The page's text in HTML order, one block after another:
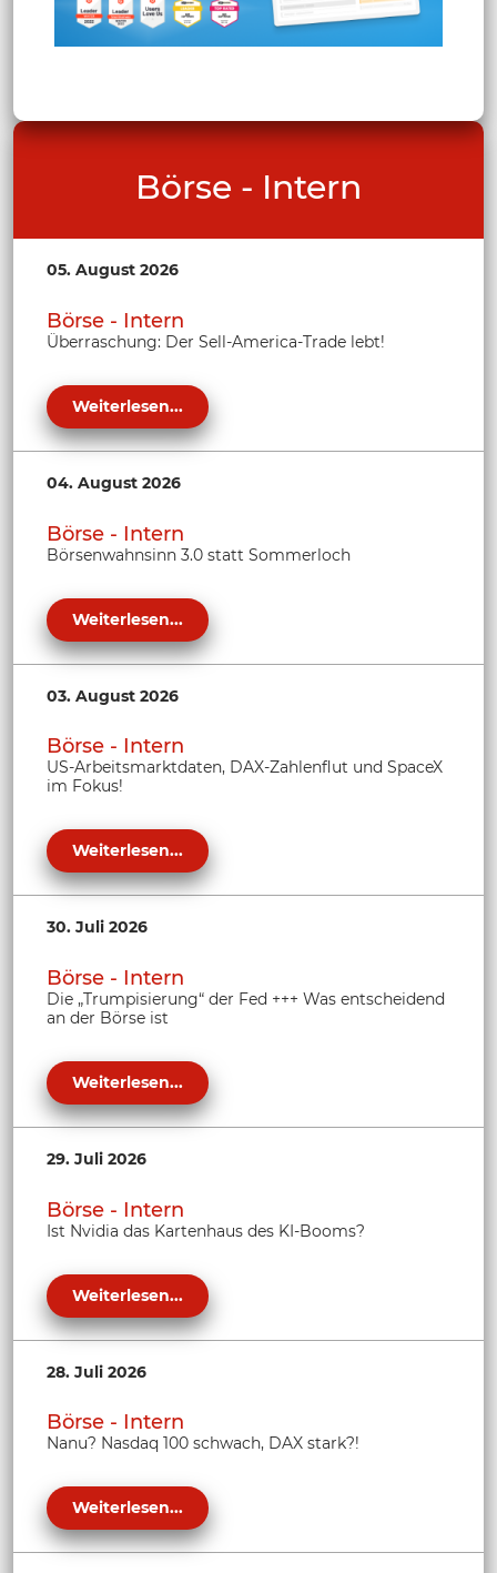
Börse - Intern
05. August 2026
Börse - Intern
Überraschung: Der Sell-America-Trade lebt!
Weiterlesen...
04. August 2026
Börse - Intern
Börsenwahnsinn 3.0 statt Sommerloch
Weiterlesen...
03. August 2026
Börse - Intern
US-Arbeitsmarktdaten, DAX-Zahlenflut und SpaceX
im Fokus!
Weiterlesen...
30. Juli 2026
Börse - Intern
Die „Trumpisierung“ der Fed +++ Was entscheidend
an der Börse ist
Weiterlesen...
29. Juli 2026
Börse - Intern
Ist Nvidia das Kartenhaus des KI-Booms?
Weiterlesen...
28. Juli 2026
Börse - Intern
Nanu? Nasdaq 100 schwach, DAX stark?!
Weiterlesen...